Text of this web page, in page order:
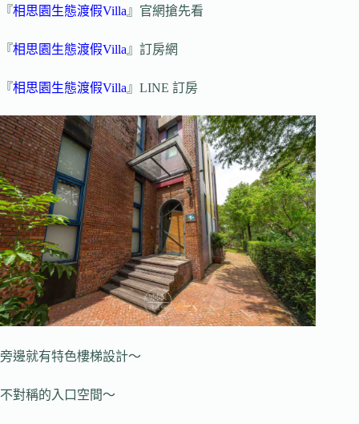
『相思園生態渡假Villa 』官網搶先看
『相思園生態渡假Villa 』訂房網
『相思園生態渡假Villa 』LINE 訂房
旁邊就有特色樓梯設計～
不對稱的入口空間～